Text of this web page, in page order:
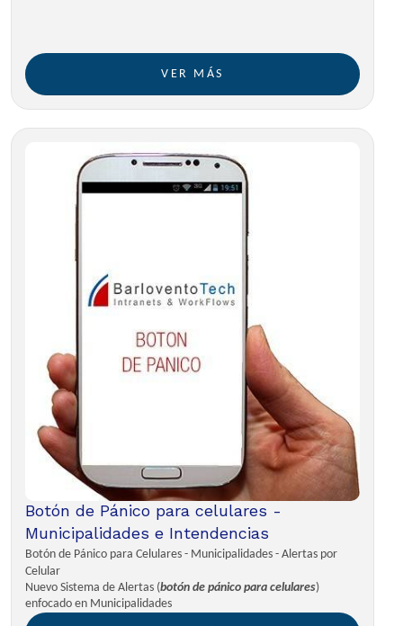
VER MÁS
Botón de Pánico para celulares -
Municipalidades e Intendencias
Botón de Pánico para Celulares - Municipalidades - Alertas por
Celular
Nuevo Sistema de Alertas (botón de pánico para celulares)
enfocado en Municipalidades